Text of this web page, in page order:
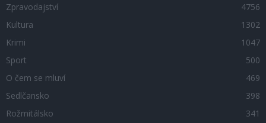
Zpravodajství
4756
Kultura
1302
Krimi
1047
Sport
500
O čem se mluví
469
Sedlčansko
398
Rožmitálsko
341